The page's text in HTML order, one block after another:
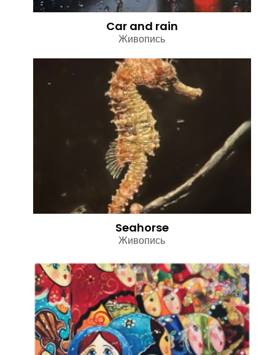
Car and rain
Живопись
Seahorse
Живопись